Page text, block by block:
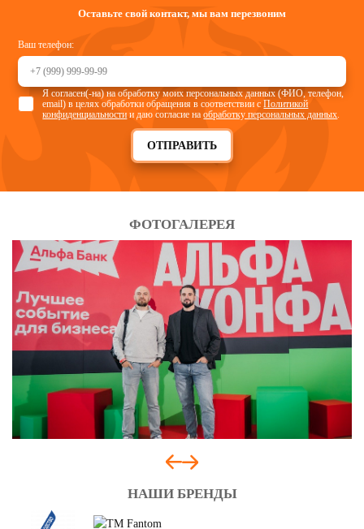
Оставьте свой контакт, мы вам перезвоним
Ваш телефон:
ОТПРАВИТЬ
Я согласен(-на) на обработку моих персональных данных (ФИО, телефон,
email) в целях обработки обращения в соответствии сПолитикой
конфиденциальности и даю согласие наобработку персональных данных
ФОТОГАЛЕРЕЯ
НАШИ БРЕНДЫ